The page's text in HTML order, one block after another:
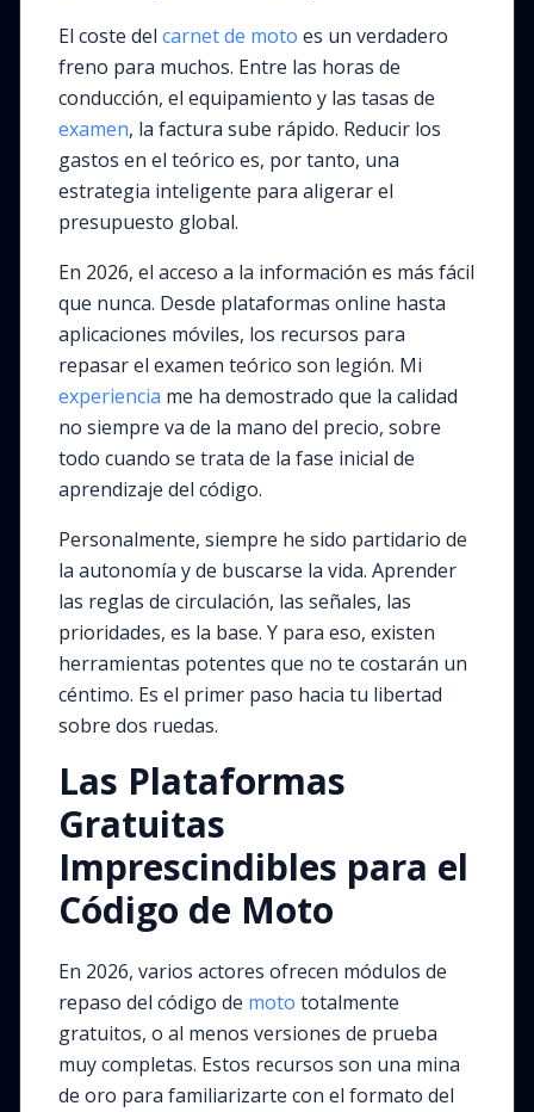
El coste del carnet de moto es un verdadero
freno para muchos. Entre las horas de
conducción, el equipamiento y las tasas de
examen, la factura sube rápido. Reducir los
gastos en el teórico es, por tanto, una
estrategia inteligente para aligerar el
presupuesto global.
En 2026, el acceso a la información es más fácil
que nunca. Desde plataformas online hasta
aplicaciones móviles, los recursos para
repasar el examen teórico son legión. Mi
experiencia me ha demostrado que la calidad
no siempre va de la mano del precio, sobre
todo cuando se trata de la fase inicial de
aprendizaje del código.
Personalmente, siempre he sido partidario de
la autonomía y de buscarse la vida. Aprender
las reglas de circulación, las señales, las
prioridades, es la base. Y para eso, existen
herramientas potentes que no te costarán un
céntimo. Es el primer paso hacia tu libertad
sobre dos ruedas.
Las Plataformas
Gratuitas
Imprescindibles para el
Código de Moto
En 2026, varios actores ofrecen módulos de
repaso del código de moto totalmente
gratuitos, o al menos versiones de prueba
muy completas. Estos recursos son una mina
de oro para familiarizarte con el formato del